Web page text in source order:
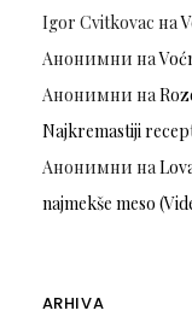
Igor Cvitkovac на
Анонимни на
Анонимни на
Najkremastiji
Анонимни на
najmekše meso
ARHIVA